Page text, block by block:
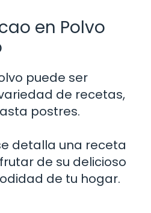
en Polvo
puede ser
de recetas,
postres.
detalla una receta
de su delicioso
de tu hogar.